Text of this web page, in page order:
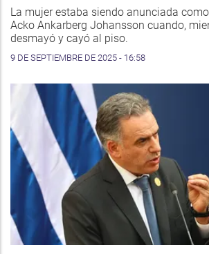
La mujer estaba siendo anunciada
Acko Ankarberg Johansson cuando,
desmayó y cayó al piso.
9 DE SEPTIEMBRE DE 2025 - 16:58